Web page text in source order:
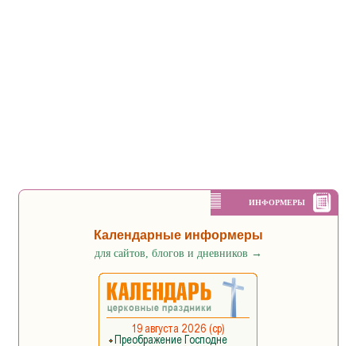
ИНФОРМЕРЫ
Календарные информеры
для сайтов, блогов и дневников →